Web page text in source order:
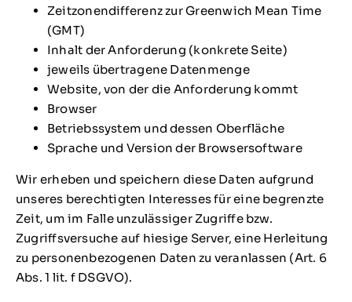
Zeitzonendifferenz zur Greenwich Mean Time
(GMT)
Inhalt der Anforderung (konkrete Seite)
jeweils übertragene Datenmenge
Website, von der die Anforderung kommt
Browser
Betriebssystem und dessen Oberfläche
Sprache und Version der Browsersoftware
Wir erheben und speichern diese Daten aufgrund
unseres berechtigten Interesses für eine begrenzte
Zeit, um im Falle unzulässiger Zugriffe bzw.
Zugriffsversuche auf hiesige Server, eine Herleitung
zu personenbezogenen Daten zu veranlassen (Art. 6
Abs. 1 lit. f DSGVO).